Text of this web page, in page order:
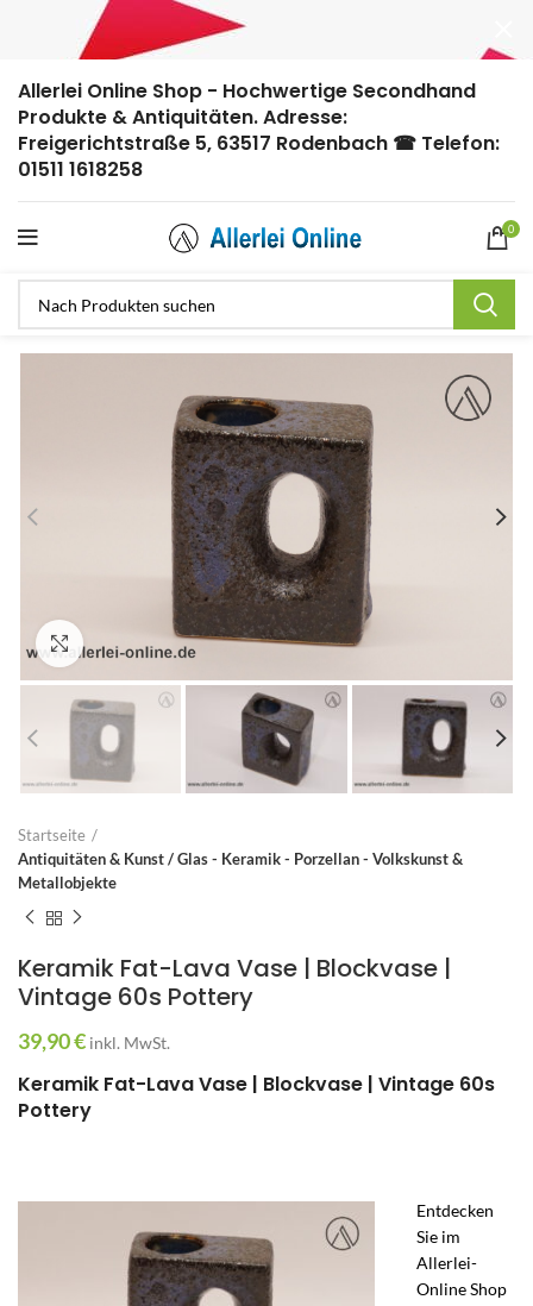
Allerlei Online Shop - Hochwertige Secondhand
Produkte & Antiquitäten. Adresse:
Freigerichtstraße 5, 63517 Rodenbach ☎ Telefon:
01511 1618258
0
Zum Vergrößern anklicken
Startseite
Antiquitäten & Kunst / Glas - Keramik - Porzellan - Volkskunst &
Metallobjekte
Keramik Fat-Lava Vase | Blockvase |
Vintage 60s Pottery
39,90€ inkl. MwSt.
Keramik Fat-Lava Vase | Blockvase | Vintage 60s
Pottery
Entdecken
Sie im
Allerlei-
Online Shop